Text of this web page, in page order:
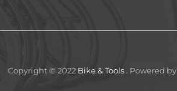
Copyright © 2022 Bike & Tools . Powered by